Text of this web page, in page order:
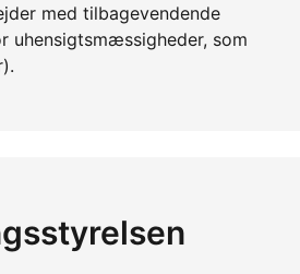
med tilbagevendende
uhensigtsmæssigheder, som